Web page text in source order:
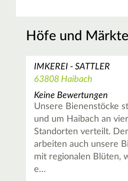
Höfe und
IMKEREI - SATTLER
63808 Haibach
Keine Bewertungen
Unsere Bienenstöcke
und um Haibach an
Standorten verteilt.
arbeiten auch unsere
mit regionalen Blüten,
e…